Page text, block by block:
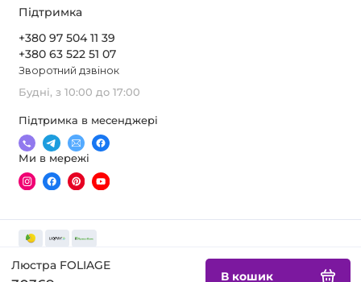
Люстра FOLIAGE
В кошик
Підтримка
+380 97 504 11 39
+380 63 522 51 07
Зворотний дзвінок
Будні, з 10:00 до 17:00
Підтримка в месенджері
Ми в мережі